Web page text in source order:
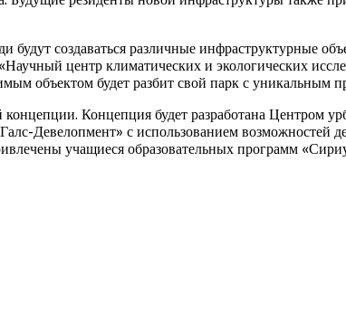
будут создаваться различные инфраструктурные
центр климатических и экологических
объектом будет разбит свой парк с уникальным
Концепция будет разработана Центром
Девелопмент» с использованием возможностей
учащиеся образовательных программ